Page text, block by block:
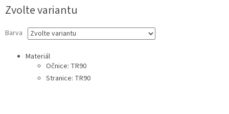
Zvolte variantu
Barva
Materiál
Očnice: TR90
Stranice: TR90